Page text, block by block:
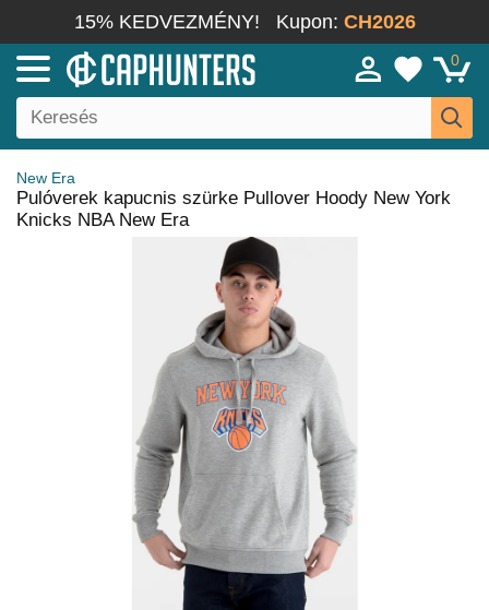
15% KEDVEZMÉNY! Kupon: CH2026
0
New Era
Pulóverek kapucnis szürke Pullover Hoody New York
Knicks NBA New Era